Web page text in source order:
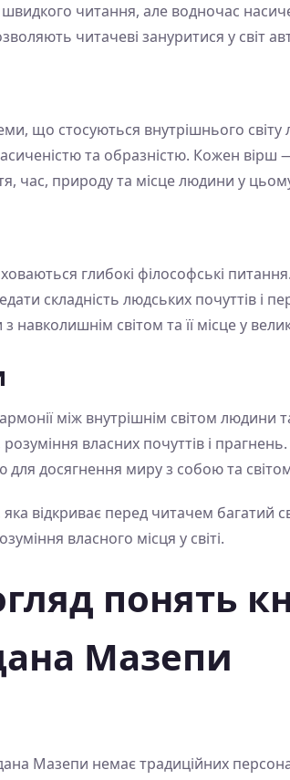
читання, але водночас
читачеві зануритися у світ
що стосуються внутрішнього
та образністю. Кожен
час, природу та місце людини у цьому
глибокі філософські
складність людських почуттів і
навколишнім світом та її місце у
між внутрішнім світом людини
власних почуттів і
для досягнення миру з собою та
відкриває перед читачем багатий
власного місця у світі.
понять
Мазепи
Мазепи немає традиційних